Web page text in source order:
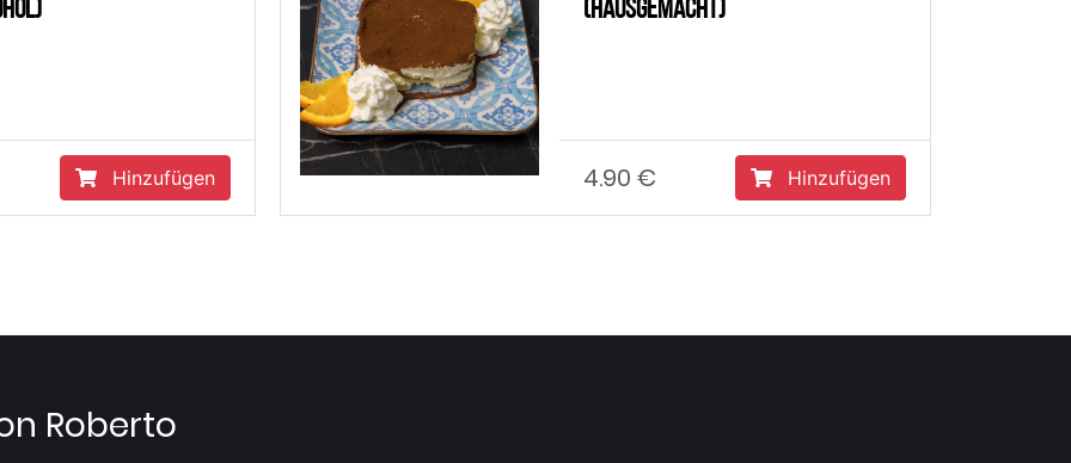
Hinzufügen
(hausgemacht)
4.90 € Hinzufügen
Roberto